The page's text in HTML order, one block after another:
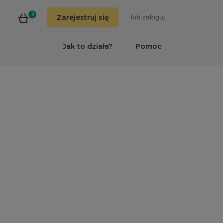
0 Zarejestruj się lub zaloguj
Pomoc
Jak to działa?